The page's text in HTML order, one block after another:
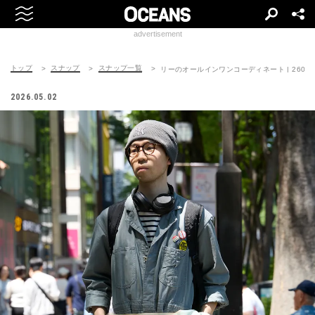
advertisement
トップ スナップ スナップ一覧 リーのオールインワンコーディネート |
2026.05.02